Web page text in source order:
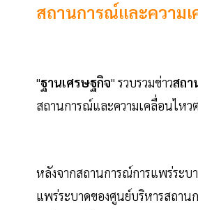
สถานการณ์และความ
"ฐานเศรษฐกิจ" รวบรวมข่าวสถา
สถานการณ์และความเคลื่อนไหว
หลังจากสถานการณ์การแพร่ระบ
แพร่ระบาดของศูนย์บริหารสถาน